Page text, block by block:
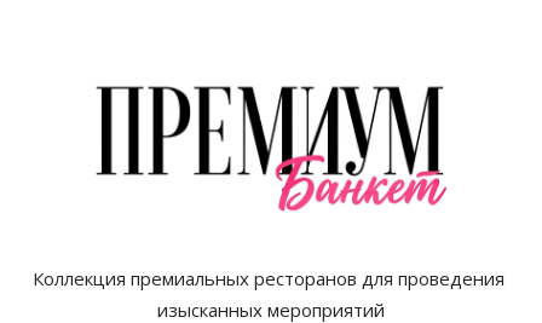
Коллекция премиальных ресторанов для проведения
изысканных мероприятий